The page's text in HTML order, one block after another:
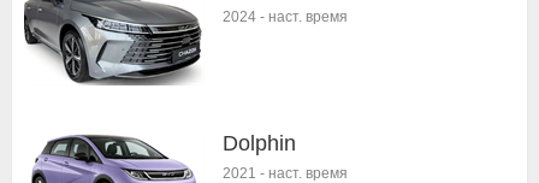
2024 - наст. время
Dolphin
2021 - наст. время